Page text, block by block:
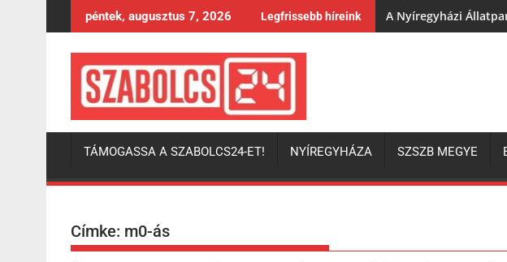
to
péntek, augusztus 7, 2026 Legfrissebb híreink A Nyíregyházi
TÁMOGASSA A SZABOLCS24-ET! NYÍREGYHÁZA SZSZB MEGYE
Címke: m0-ás